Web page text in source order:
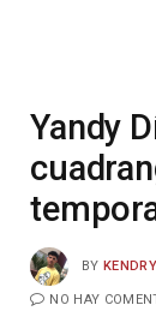
Yandy
BY
NO HAY